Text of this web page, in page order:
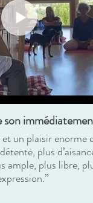
son
un plaisir enorme
plus
plus libre,